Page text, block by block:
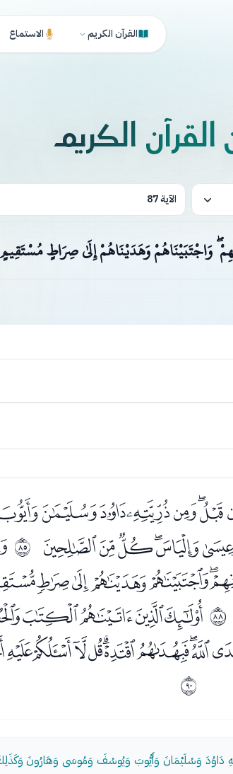
القرآن الكريم الاستماع
الكريم
الآية 87
وَاجْتَبَيْنَاهُمْ وَهَدَيْنَاهُمْ إِلَىٰ صِرَاطٍ مُسْتَقِيمٍ
ﱔ
ﱗ
ﱙ
دَاوُدَ وَسُلَيْمَانَ وَأَيُّوبَ وَيُوسُفَ وَمُوسَى وَهَارُونَ